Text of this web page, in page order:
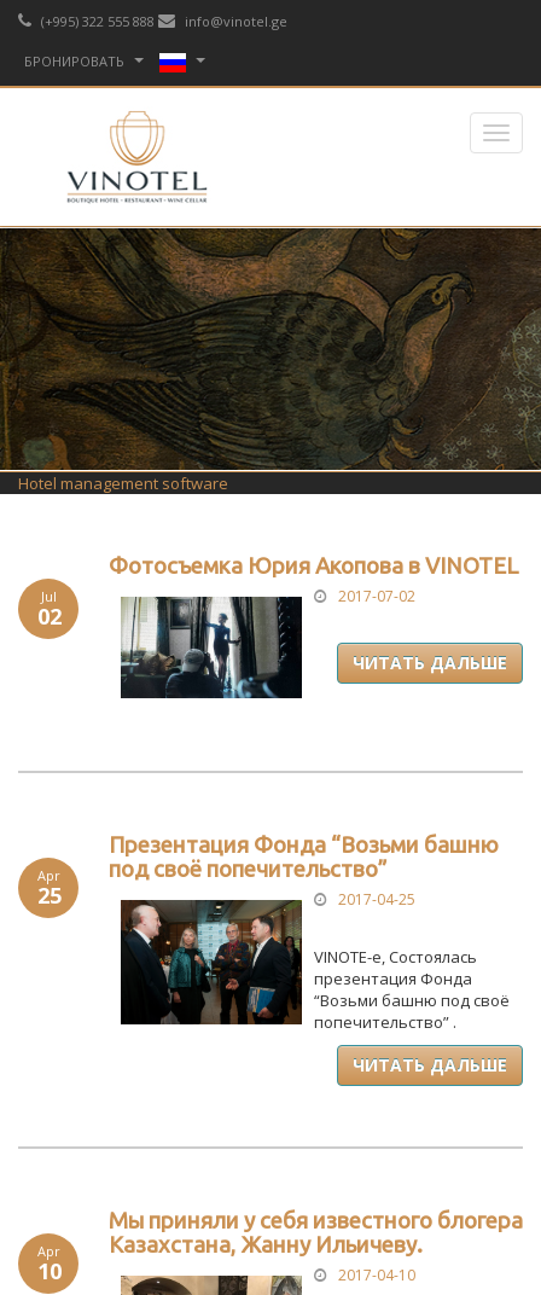
(+995) 322 555 888 info@vinotel.ge
БРОНИРОВАТЬ
Hotel management software
Jul
02
Фотосъемка Юрия Акопова в VINOTEL
2017-07-02
ЧИТАТЬ ДАЛЬШЕ
Apr
25
Презентация Фонда “Возьми башню
под своё попечительство”
2017-04-25
VINOTE-е, Состоялась
презентация Фонда
“Возьми башню под своё
попечительство” .
ЧИТАТЬ ДАЛЬШЕ
Apr
10
Мы приняли у себя известного блогера
Казахстана, Жанну Ильичеву.
2017-04-10